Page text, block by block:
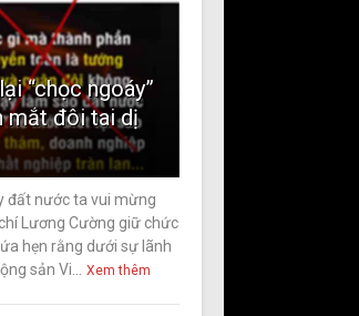
“chọc ngoáy”
mắt đôi tai dị
đất nước ta vui mừng
Lương Cường giữ chức
hẹn rằng dưới sự lãnh
sản Vi...
Xem thêm